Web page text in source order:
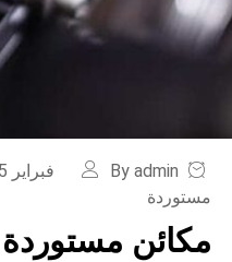
By admin فبراير 15, 2024
مستوردة
مكائن مستوردة